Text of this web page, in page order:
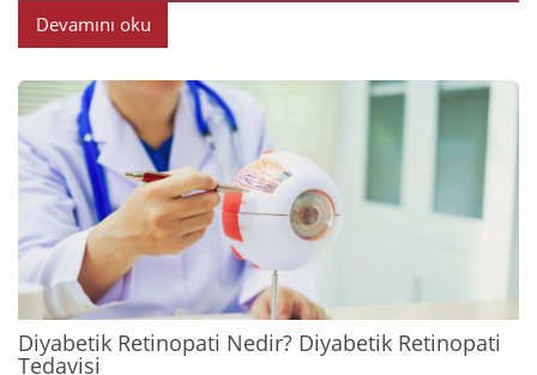
Devamını oku
Diyabetik Retinopati Nedir? Diyabetik Retinopati
Tedavisi